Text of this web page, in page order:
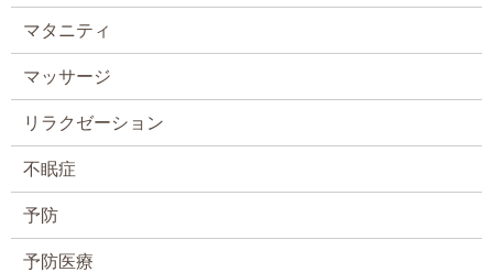
マタニティ
マッサージ
リラクゼーション
不眠症
予防
予防医療